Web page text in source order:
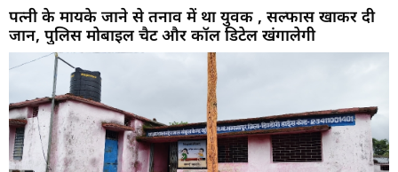
पत्नी के मायके जाने से तनाव में था युवक , सल्फास खाकर दी
जान, पुलिस मोबाइल चैट और कॉल डिटेल खंगालेगी